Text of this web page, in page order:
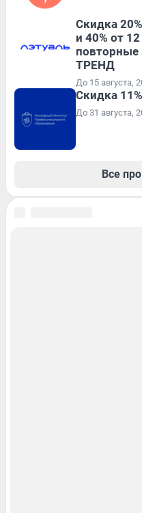
Скидка
и 40% от
повторные
ТРЕНД
До 15 августа,
Скидка
До 31 августа,
Все